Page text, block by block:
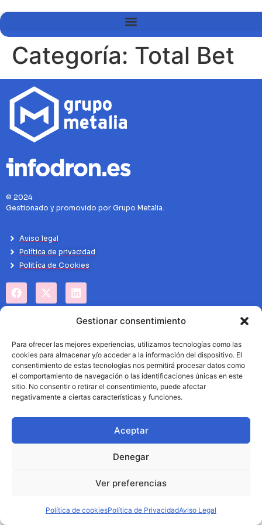
Gestionar consentimiento
Para ofrecer las mejores experiencias, utilizamos tecnologías como las
cookies para almacenar y/o acceder a la información del dispositivo. El
consentimiento de estas tecnologías nos permitirá procesar datos como
el comportamiento de navegación o las identificaciones únicas en este
sitio. No consentir o retirar el consentimiento, puede afectar
negativamente a ciertas características y funciones.
Aceptar
Denegar
Ver preferencias
Política de cookiesPolítica de PrivacidadAviso Legal
Categoría: Total Bet
© 2024
Gestionado y promovido por Grupo Metalia.
Aviso legal
Política de privacidad
Politíca de Cookies